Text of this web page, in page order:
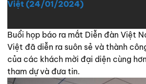
Việt (24/01/2024)
Buổi họp báo ra mắt Diễn đàn Việt
Việt đã diễn ra suôn sẻ và thành
của các khách mời đại diện cùng
tham dự và đưa tin.